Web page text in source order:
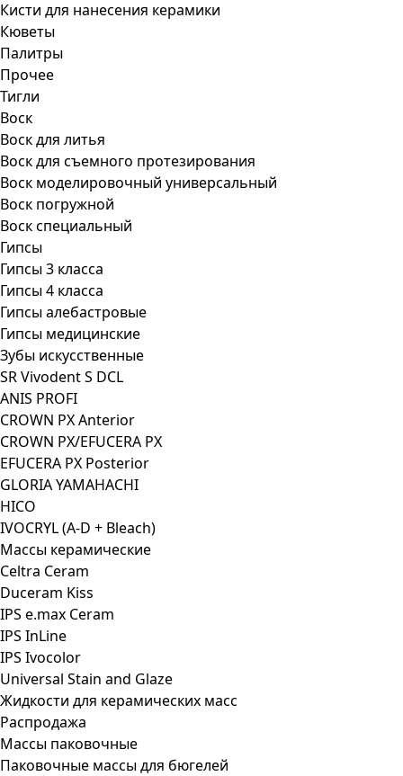
Кисти для нанесения керамики
Кюветы
Палитры
Прочее
Тигли
Воск
Воск для литья
Воск для съемного протезирования
Воск моделировочный универсальный
Воск погружной
Воск специальный
Гипсы
Гипсы 3 класса
Гипсы 4 класса
Гипсы алебастровые
Гипсы медицинские
Зубы искусственные
SR Vivodent S DCL
ANIS PROFI
CROWN PX Anterior
CROWN PX/EFUCERA PX
EFUCERA PX Posterior
GLORIA YAMAHACHI
HICO
IVOCRYL (A-D + Bleach)
Массы керамические
Celtra Ceram
Duceram Kiss
IPS e.max Ceram
IPS InLine
IPS Ivocolor
Universal Stain and Glaze
Жидкости для керамических масс
Распродажа
Массы паковочные
Паковочные массы для бюгелей